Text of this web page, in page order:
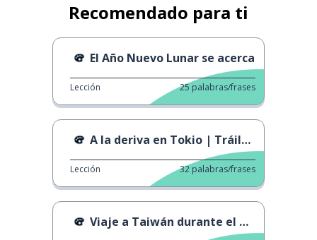
Recomendado para ti
El Año Nuevo Lunar se acerca
Lección 25 palabras/frases
A la deriva en Tokio | Tráiler oficial
Lección 32 palabras/frases
Viaje a Taiwán durante el Año Nuevo Lunar